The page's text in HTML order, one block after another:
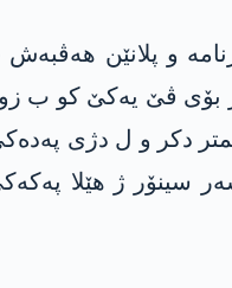
و پلانێن هه‌ڤبه‌ش
ڤێ یه‌كێ كو ب
سینۆر ژ هێلا